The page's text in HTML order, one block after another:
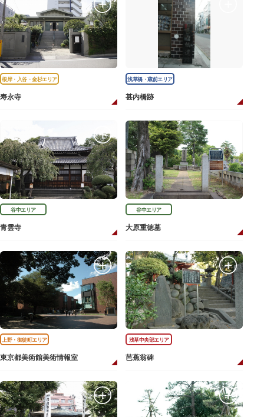
根岸・入谷・金杉エリア
寿永寺
浅草橋・蔵前エリア
甚内橋跡
谷中エリア
青雲寺
谷中エリア
大原重徳墓
上野・御徒町エリア
東京都美術館美術情報室
浅草中央部エリア
芭蕉翁碑